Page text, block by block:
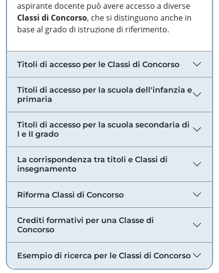
aspirante docente può avere accesso a diverse
Classi di Concorso, che si distinguono anche in
base al grado di istruzione di riferimento.
Titoli di accesso per le Classi di Concorso
Titoli di accesso per la scuola dell'infanzia e
primaria
Titoli di accesso per la scuola secondaria di
I e II grado
La corrispondenza tra titoli e Classi di
insegnamento
Riforma Classi di Concorso
Crediti formativi per una Classe di
Concorso
Esempio di ricerca per le Classi di Concorso